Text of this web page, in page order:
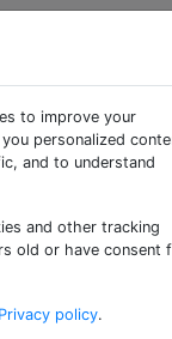
Aus
to improve your
personalized
and to understand
and other tracking
old or have consent
Privacy policy.